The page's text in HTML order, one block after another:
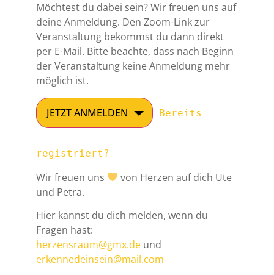
Möchtest du dabei sein? Wir freuen uns auf
deine Anmeldung. Den Zoom-Link zur
Veranstaltung bekommst du dann direkt
per E-Mail. Bitte beachte, dass nach Beginn
der Veranstaltung keine Anmeldung mehr
möglich ist.
JETZT ANMELDEN Bereits
registriert?
Wir freuen uns
von Herzen auf dich Ute
und Petra.
Hier kannst du dich melden, wenn du
Fragen hast:
herzensraum@gmx.de und
erkennedeinsein@mail.com